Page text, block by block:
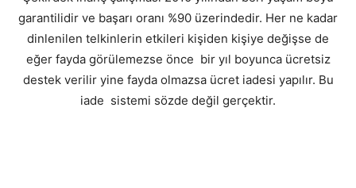
garantilidir ve başarı oranı %90 üzerindedir. Her ne kadar
dinlenilen telkinlerin etkileri kişiden kişiye değişse de
eğer fayda görülemezse önce bir yıl boyunca ücretsiz
destek verilir yine fayda olmazsa ücret iadesi yapılır. Bu
iade sistemi sözde değil gerçektir.